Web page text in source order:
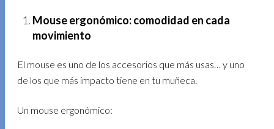
Mouse ergonómico: comodidad en cada
movimiento
El mouse es uno de los accesorios que más usas… y uno
de los que más impacto tiene en tu muñeca.
Un mouse ergonómico: